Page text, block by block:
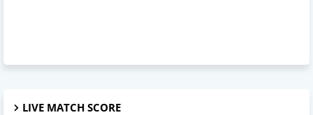
LIVE MATCH SCORE